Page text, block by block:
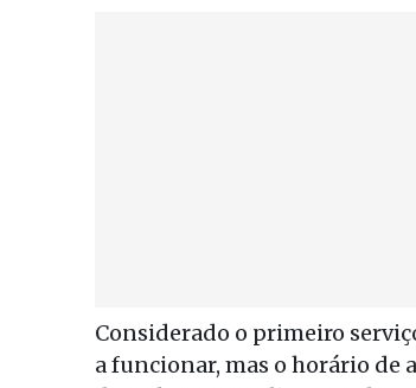
Considerado o primeiro
a funcionar, mas o horário de